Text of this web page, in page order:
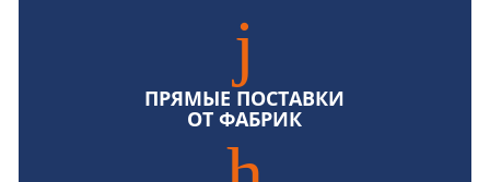
ПРЯМЫЕ ПОСТАВКИ
ОТ ФАБРИК